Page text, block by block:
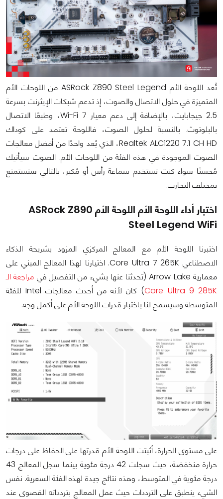
تُعد اللوحة الأم ASRock Z890 Steel Legend من اللوحات الأم
المتميزة في حلول الاتصال والصوت، إذ تدعم شبكات الإيثرنت بسرعة
2.5 جيجابايت، بالإضافة إلى دعم معيار Wi-Fi 7، وطبعًا الاتصال
بالبلوتوث. بالنسبة لحلول الصوت، فاللوحة تعتمد على كوداك
Realtek ALC1220 7.1 CH HD، الذي يُعد واحدًا من أفضل معالجات
الصوت الموجودة في هذه الفئة من اللوحات الأم. الصوت سيأتيك
مُحسنًا سواء كنت تستخدم سماعة رأس أو مُكبر، بالتالي ستستمتع
بمختلف التجارب.
اختبار أداء اللوحة الأم اللوحة الأم ASRock Z890
Steel Legend WiFi
اختبرنا اللوحة الأم مع المعالج المركزي المزود بشريحة الذكاء
الاصطناعي Core Ultra 7 265K. اختيارنا لهذا المعالج المبني على
معمارية Arrow Lake (تحدثنا عنها بشيء من التفصيل في
مراجعة الـ
Core Ultra 9 285K
) كان لأنه من أحدث معالجات Intel للفئة
المتوسطة وسيسمح لنا باختبار قدرات اللوحة الأم على أكمل وجه.
على مستوى الحرارة، أثبتت اللوحة الأم قدرتها على الحفاظ على درجات
حرارة منخفضة، حيث سجلت 42 درجة مئوية بينما سجل المعالج 43
درجة مئوية في المتوسط، وهذه نتائج جيدة لهذه الفئة السعرية. نفس
الشيء ينطبق على الترددات حيث عمل المعالج بتردداته القصوى عند